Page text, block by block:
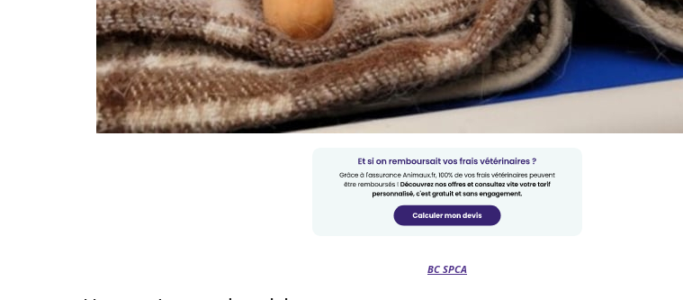
BC SPCA